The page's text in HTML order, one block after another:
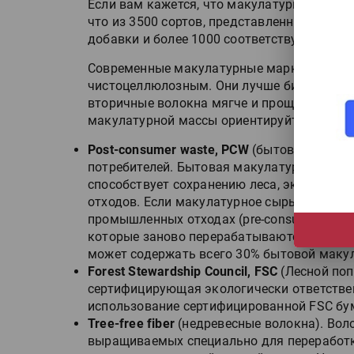
Если вам кажется, что макулатурные
что из 3500 сортов, представленных на
добавки и более 1000 соответствуют
Современные макулатурные марки по
чистоцеллюлозным. Они лучше бигуются,
вторичные волокна мягче и проще
макулатурной массы ориентируйтесь на
Post-consumer waste, PCW(бытовая
потребителей. Бытовая макулатура —
способствует сохранению леса,
отходов. Если макулатурное сырьё не
промышленных отходах (pre-consumer
которые заново перерабатываются на
может содержать всего 30% бытовой
Forest Stewardship Council, FSC (Лесной
сертифицирующая экологически
использование сертифицированной FSC
Tree-free fiber (недревесные волокна).
выращиваемых специально для
HeyGears анонсировала
полноцветный
принтер G1X
Росприроднадзор
«Калькулятор утилизации»